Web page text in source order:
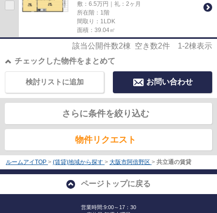
敷：6.5万円｜礼：2ヶ月
所在階：1階
間取り：1LDK
面積：39.04㎡
該当公開件数2棟 空き数2件 1-2棟表示
チェックした物件をまとめて
お問い合わせ
検討リストに追加
さらに条件を絞り込む
物件リクエスト
ルームアイTOP > (賃貸)地域から探す > 大阪市阿倍野区 > 共立通の賃貸
ページトップに戻る
営業時間:9:00～17：30